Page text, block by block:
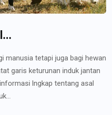
manusia tetapi juga bagi hewan
garis keturunan induk jantan
lngkap tentang asal